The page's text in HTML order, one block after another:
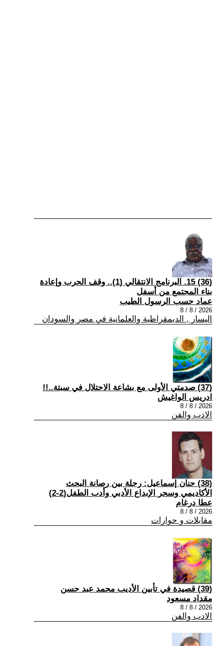
(36) 15. البرنامج الانتقالي (1).. وقف الحرب وإعادة
بناء المجتمع من أسفل
عماد حسب الرسول الطيب
2026 / 8 / 8
اليسار , الديمقراطية والعلمانية في مصر والسودان
(37) صدمتي الأولى مع بشاعة الاحتلال في سبتة..!!
ادريس الواغيش
2026 / 8 / 8
الادب والفن
(38) حنان إسماعيل: رحلة بين رصانة البحث
الأكاديمي وسحر الإبداع الأدبي وأدب الطفل(2-2)
عطا درغام
2026 / 8 / 8
مقابلات و حوارات
(39) قصيدة في تأبين الأديب محمد عبد حسن
مقداد مسعود
2026 / 8 / 8
الادب والفن